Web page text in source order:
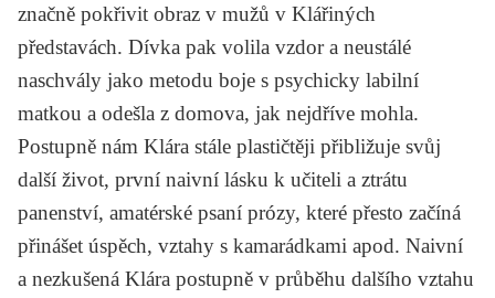
značně pokřivit obraz v mužů v Klářiných
představách. Dívka pak volila vzdor a neustálé
naschvály jako metodu boje s psychicky labilní
matkou a odešla z domova, jak nejdříve mohla.
Postupně nám Klára stále plastičtěji přibližuje svůj
další život, první naivní lásku k učiteli a ztrátu
panenství, amatérské psaní prózy, které přesto začíná
přinášet úspěch, vztahy s kamarádkami apod. Naivní
a nezkušená Klára postupně v průběhu dalšího vztahu